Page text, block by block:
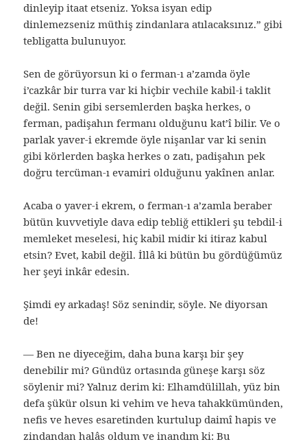
dinleyip itaat etseniz. Yoksa isyan edip
dinlemezseniz müthiş zindanlara atılacaksınız.” gibi
tebligatta bulunuyor.
Sen de görüyorsun ki o ferman-ı a’zamda öyle
i’cazkâr bir turra var ki hiçbir vechile kabil-i taklit
değil. Senin gibi sersemlerden başka herkes, o
ferman, padişahın fermanı olduğunu kat’î bilir. Ve o
parlak yaver-i ekremde öyle nişanlar var ki senin
gibi körlerden başka herkes o zatı, padişahın pek
doğru tercüman-ı evamiri olduğunu yakînen anlar.
Acaba o yaver-i ekrem, o ferman-ı a’zamla beraber
bütün kuvvetiyle dava edip tebliğ ettikleri şu tebdil-i
memleket meselesi, hiç kabil midir ki itiraz kabul
etsin? Evet, kabil değil. İllâ ki bütün bu gördüğümüz
her şeyi inkâr edesin.
Şimdi ey arkadaş! Söz senindir, söyle. Ne diyorsan
de!
— Ben ne diyeceğim, daha buna karşı bir şey
denebilir mi? Gündüz ortasında güneşe karşı söz
söylenir mi? Yalnız derim ki: Elhamdülillah, yüz bin
defa şükür olsun ki vehim ve heva tahakkümünden,
nefis ve heves esaretinden kurtulup daimî hapis ve
zindandan halâs oldum ve inandım ki: Bu